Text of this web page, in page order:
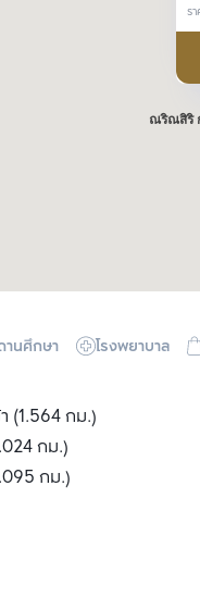
ณริณสิริ
ร
านศึกษา โรงพยาบาล
(1.564 กม.)
กม.)
กม.)